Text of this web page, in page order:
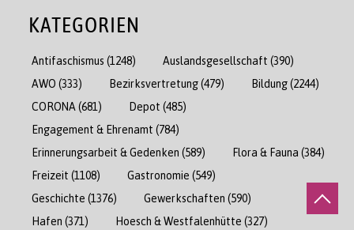
KATEGORIEN
Antifaschismus (1248) Auslandsgesellschaft (390)
AWO (333) Bezirksvertretung(479) Bildung(2244)
CORONA (681) Depot (485)
Engagement & Ehrenamt (784)
Erinnerungsarbeit & Gedenken (589) Flora & Fauna (384)
Freizeit (1108) Gastronomie (549)
Geschichte (1376) Gewerkschaften (590)
Hafen (371) Hoesch & Westfalenhütte (327)